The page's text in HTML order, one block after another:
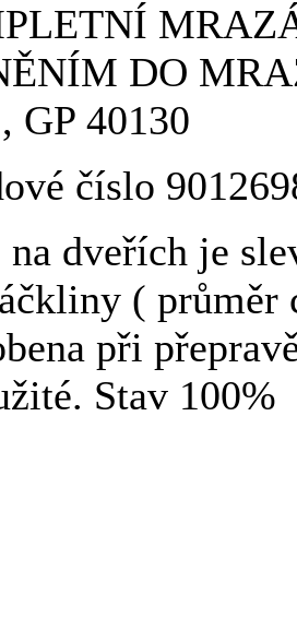
DO
GP 40130
číslo
na dveřích je
( průměr
při
Stav 100%